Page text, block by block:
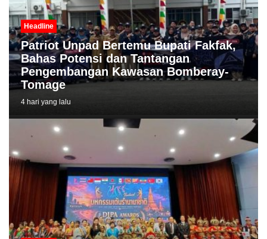
Headline
Patriot Unpad Bertemu Bupati Fakfak,
Bahas Potensi dan Tantangan
Pengembangan Kawasan Bomberay-
Tomage
4 hari yang lalu